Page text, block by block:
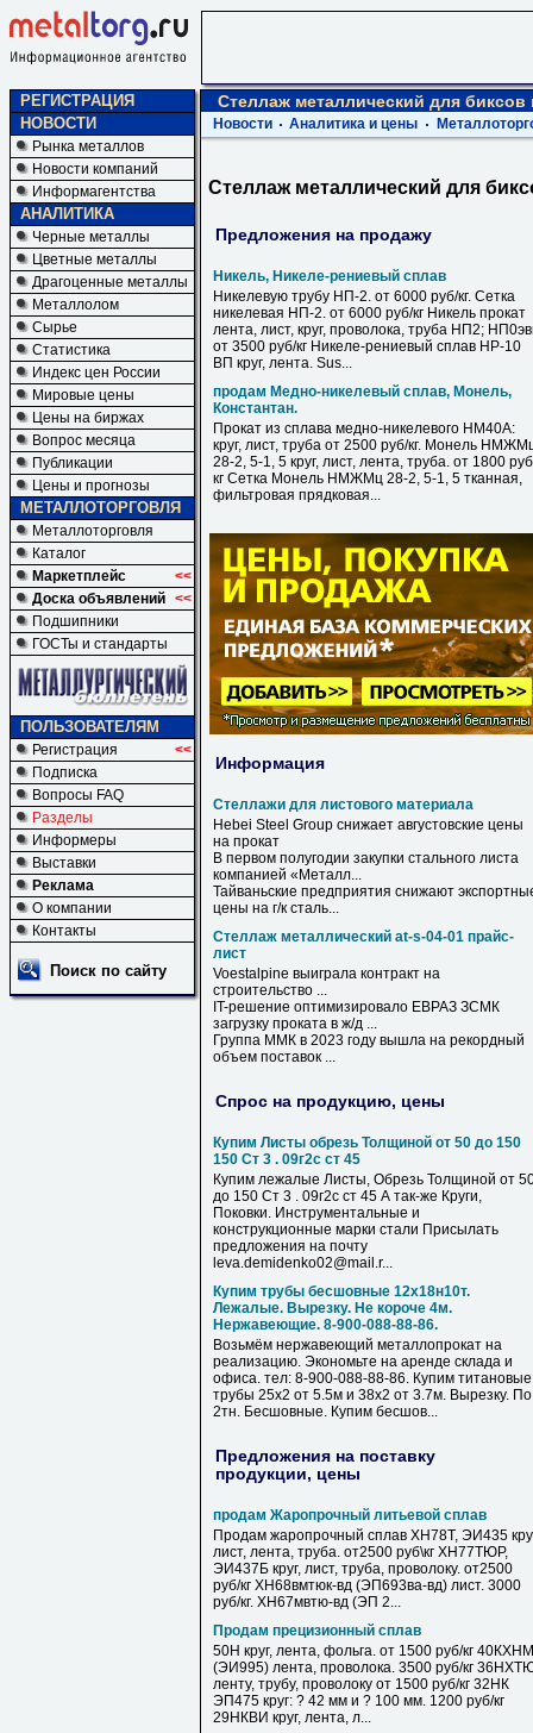
РЕГИСТРАЦИЯ
НОВОСТИ
Рынка металлов
Новости компаний
Информагентства
АНАЛИТИКА
Черные металлы
Цветные металлы
Драгоценные металлы
Металлолом
Сырье
Статистика
Индекс цен России
Мировые цены
Цены на биржах
Вопрос месяца
Публикации
Цены и прогнозы
МЕТАЛЛОТОРГОВЛЯ
Металлоторговля
Каталог
Маркетплейс
<<
Доска объявлений <<
Подшипники
ГОСТы и стандарты
ПОЛЬЗОВАТЕЛЯМ
Регистрация
<<
Подписка
Вопросы FAQ
Разделы
Информеры
Выставки
Реклама
О компании
Контакты
Поиск по сайту
Стеллаж металлический для биксов
Новости Аналитика и цены
Стеллаж металлический для
Предложения на продажу
Никель, Никеле-рениевый сплав
Никелевую трубу НП-2. от 6000 руб/кг. Сетка
никелевая НП-2. от 6000 руб/кг Никель прокат
лента, лист, круг, проволока, труба НП2;
от 3500 руб/кг Никеле-рениевый сплав НР-10
ВП круг, лента. Sus...
продам Медно-никелевый сплав, Монель,
Константан.
Прокат из сплава медно-никелевого НМ40А:
круг, лист, труба от 2500 руб/кг. Монель
28-2, 5-1, 5 круг, лист, лента, труба. от 1800
кг Сетка Монель НМЖМц 28-2, 5-1, 5 тканная,
фильтровая прядковая...
Информация
Стеллажи для листового материала
Hebei Steel Group снижает августовские цены
на прокат
В первом полугодии закупки стального листа
компанией «Металл...
Тайваньские предприятия снижают
цены на г/к сталь...
Стеллаж металлический at-s-04-01 прайс-
лист
Voestalpine выиграла контракт на
строительство ...
IT-решение оптимизировало ЕВРАЗ ЗСМК
загрузку проката в ж/д ...
Группа ММК в 2023 году вышла на рекордный
объем поставок ...
Спрос на продукцию, цены
Купим Листы обрезь Толщиной от 50 до 150
150 Ст 3 . 09г2с ст 45
Купим лежалые Листы, Обрезь Толщиной от
до 150 Ст 3 . 09г2с ст 45 А так-же Круги,
Поковки. Инструментальные и
конструкционные марки стали Присылать
предложения на почту
leva.demidenko02@mail.r...
Купим трубы бесшовные 12х18н10т.
Лежалые. Вырезку. Не короче 4м.
Нержавеющие. 8-900-088-88-86.
Возьмём нержавеющий металлопрокат на
реализацию. Экономьте на аренде склада и
офиса. тел: 8-900-088-88-86. Купим титановые
трубы 25х2 от 5.5м и 38х2 от 3.7м. Вырезку. По
2тн. Бесшовные. Купим бесшов...
Предложения на поставку
продукции, цены
продам Жаропрочный литьевой сплав
Продам жаропрочный сплав ХН78Т, ЭИ435
лист, лента, труба. от2500 руб\кг ХН77ТЮР,
ЭИ437Б круг, лист, труба, проволоку. от2500
руб/кг ХН68вмтюк-вд (ЭП693ва-вд) лист. 3000
руб/кг. ХН67мвтю-вд (ЭП 2...
Продам прецизионный сплав
50Н круг, лента, фольга. от 1500 руб/кг 40КХНМ
(ЭИ995) лента, проволока. 3500 руб/кг
ленту, трубу, проволоку от 1500 руб/кг 32НК
ЭП475 круг: ? 42 мм и ? 100 мм. 1200 руб/кг
29НКВИ круг, лента, л...